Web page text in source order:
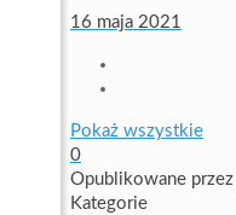
16 maja 2021
Pokaż wszystkie
0
Opublikowane przez
Kategorie